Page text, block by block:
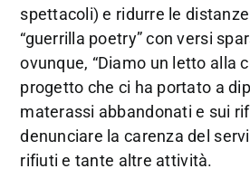
spettacoli) e ridurre le
“guerrilla poetry” con versi
ovunque, “Diamo un letto alla
progetto che ci ha portato a
materassi abbandonati e sui
denunciare la carenza del
rifiuti e tante altre attività.